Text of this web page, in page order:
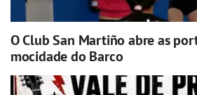
O Club San Martiño abre as
mocidade do Barco